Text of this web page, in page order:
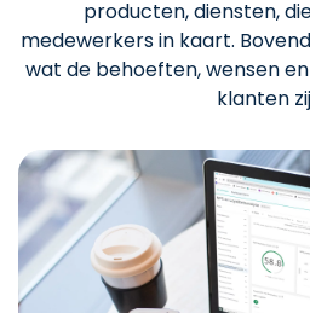
producten, diensten,
medewerkers in kaart.
wat de behoeften, wensen
klanten